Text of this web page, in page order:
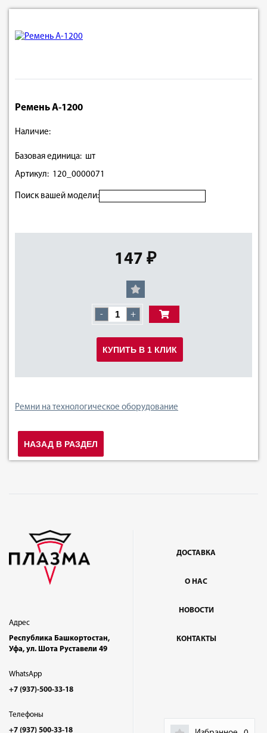
Ремень А-1200
Наличие:
Базовая единица: шт
Артикул: 120_0000071
Поиск вашей модели:
147 ₽
- +
КУПИТЬ В 1 КЛИК
Ремни на технологическое оборудование
НАЗАД В РАЗДЕЛ
Адрес
Республика Башкортостан,
Уфа, ул. Шота Руставели 49
WhatsApp
+7 (937)-500-33-18
Телефоны
+7 (937) 500-33-18
ДОСТАВКА
О НАС
НОВОСТИ
КОНТАКТЫ